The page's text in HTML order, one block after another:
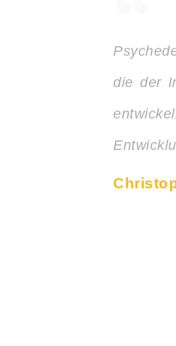
die der